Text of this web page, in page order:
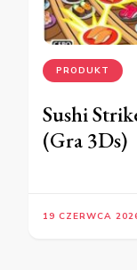
PRODUKT
Sushi
(Gra 3Ds)
19 CZERWCA